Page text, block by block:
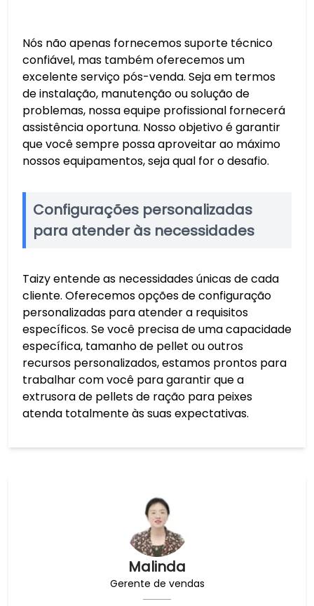
Malinda
Gerente de vendas
Nós não apenas fornecemos suporte técnico
confiável, mas também oferecemos um
excelente serviço pós-venda. Seja em termos
de instalação, manutenção ou solução de
problemas, nossa equipe profissional fornecerá
assistência oportuna. Nosso objetivo é garantir
que você sempre possa aproveitar ao máximo
nossos equipamentos, seja qual for o desafio.
Configurações personalizadas
para atender às necessidades
Taizy entende as necessidades únicas de cada
cliente. Oferecemos opções de configuração
personalizadas para atender a requisitos
específicos. Se você precisa de uma capacidade
específica, tamanho de pellet ou outros
recursos personalizados, estamos prontos para
trabalhar com você para garantir que a
extrusora de pellets de ração para peixes
atenda totalmente às suas expectativas.